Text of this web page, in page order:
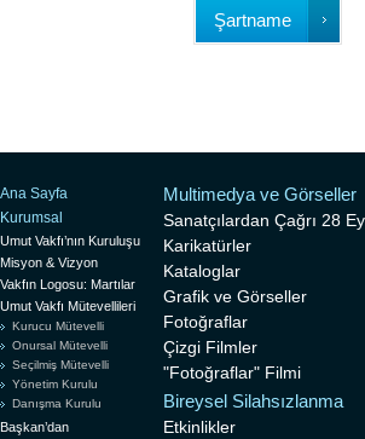
Şartname
Ana Sayfa
Kurumsal
Umut Vakfı’nın Kuruluşu
Misyon & Vizyon
Vakfın Logosu: Martılar
Umut Vakfı Mütevellileri
Kurucu Mütevelli
Onursal Mütevelli
Seçilmiş Mütevelli
Yönetim Kurulu
Danışma Kurulu
Başkan’dan
Multimedya ve Görseller
Sanatçılardan Çağrı 28
Karikatürler
Kataloglar
Grafik ve Görseller
Fotoğraflar
Çizgi Filmler
"Fotoğraflar" Filmi
Bireysel Silahsızlanma
Etkinlikler